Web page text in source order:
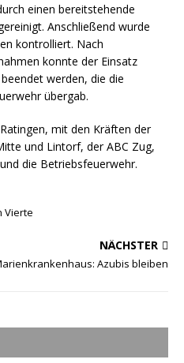
einen bereitstehende
Anschließend wurde
kontrolliert. Nach
konnte der Einsatz
werden, die die
übergab.
mit den Kräften der
und Lintorf, der ABC Zug,
die Betriebsfeuerwehr.
Vierte
NÄCHSTER
Azubis bleiben